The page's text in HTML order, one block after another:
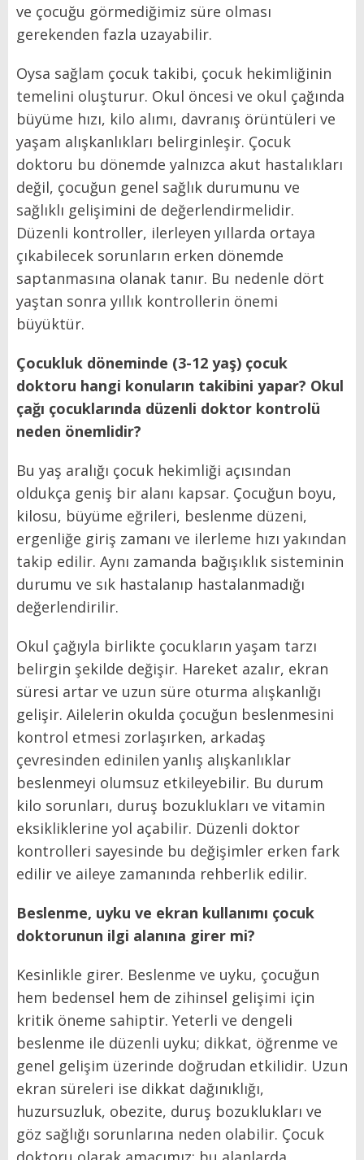
ve çocuğu görmediğimiz süre olması
gerekenden fazla uzayabilir.
Oysa sağlam çocuk takibi, çocuk hekimliğinin
temelini oluşturur. Okul öncesi ve okul çağında
büyüme hızı, kilo alımı, davranış örüntüleri ve
yaşam alışkanlıkları belirginleşir. Çocuk
doktoru bu dönemde yalnızca akut hastalıkları
değil, çocuğun genel sağlık durumunu ve
sağlıklı gelişimini de değerlendirmelidir.
Düzenli kontroller, ilerleyen yıllarda ortaya
çıkabilecek sorunların erken dönemde
saptanmasına olanak tanır. Bu nedenle dört
yaştan sonra yıllık kontrollerin önemi
büyüktür.
Çocukluk döneminde (3-12 yaş) çocuk
doktoru hangi konuların takibini yapar? Okul
çağı çocuklarında düzenli doktor kontrolü
neden önemlidir?
Bu yaş aralığı çocuk hekimliği açısından
oldukça geniş bir alanı kapsar. Çocuğun boyu,
kilosu, büyüme eğrileri, beslenme düzeni,
ergenliğe giriş zamanı ve ilerleme hızı yakından
takip edilir. Aynı zamanda bağışıklık sisteminin
durumu ve sık hastalanıp hastalanmadığı
değerlendirilir.
Okul çağıyla birlikte çocukların yaşam tarzı
belirgin şekilde değişir. Hareket azalır, ekran
süresi artar ve uzun süre oturma alışkanlığı
gelişir. Ailelerin okulda çocuğun beslenmesini
kontrol etmesi zorlaşırken, arkadaş
çevresinden edinilen yanlış alışkanlıklar
beslenmeyi olumsuz etkileyebilir. Bu durum
kilo sorunları, duruş bozuklukları ve vitamin
eksikliklerine yol açabilir. Düzenli doktor
kontrolleri sayesinde bu değişimler erken fark
edilir ve aileye zamanında rehberlik edilir.
Beslenme, uyku ve ekran kullanımı çocuk
doktorunun ilgi alanına girer mi?
Kesinlikle girer. Beslenme ve uyku, çocuğun
hem bedensel hem de zihinsel gelişimi için
kritik öneme sahiptir. Yeterli ve dengeli
beslenme ile düzenli uyku; dikkat, öğrenme ve
genel gelişim üzerinde doğrudan etkilidir. Uzun
ekran süreleri ise dikkat dağınıklığı,
huzursuzluk, obezite, duruş bozuklukları ve
göz sağlığı sorunlarına neden olabilir. Çocuk